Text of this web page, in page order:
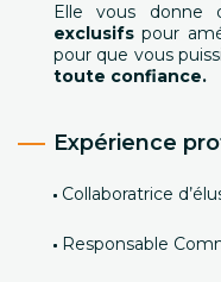
Elle vous donne
exclusifs pour
pour que vous
toute confiance.
Expérience
Collaboratrice
Responsable